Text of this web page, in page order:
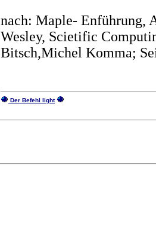
nach: Maple- Enführung,
Wesley, Scietific
Bitsch,Michel Komma;
Der Befehl light